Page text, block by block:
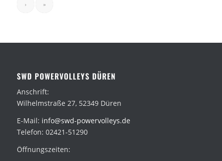
› »
SWD POWERVOLLEYS DÜREN
Anschrift:
Wilhelmstraße 27, 52349 Düren
E-Mail: info@swd-powervolleys.de
Telefon: 02421-51290
Öffnungszeiten: